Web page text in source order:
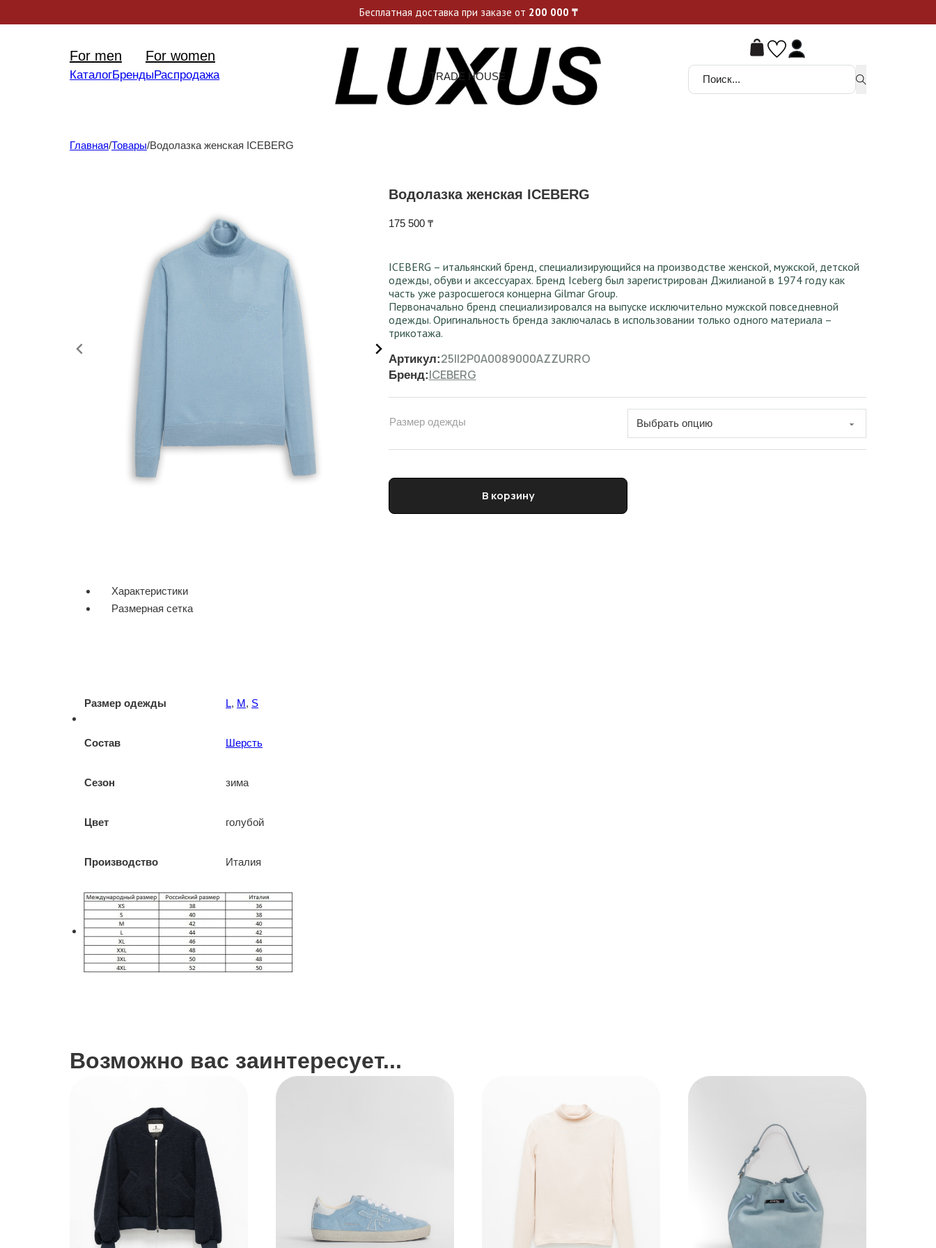
Уникальные акции и спецпредложения каждую неделю, не пропусти свой шанс
For men For women
КаталогБрендыРаспродажа TRADE HOUSE Поиск ...
Главная/Товары/Водолазка женская ICEBERG
Водолазка женская ICEBERG
175 500 ₸
ICEBERG – итальянский бренд, специализирующийся на производстве женской, мужской, детской
одежды, обуви и аксессуарах. Бренд Iceberg был зарегистрирован Джилианой в 1974 году как
часть уже разросшегося концерна Gilmar Group.
Первоначально бренд специализировался на выпуске исключительно мужской повседневной
одежды. Оригинальность бренда заключалась в использовании только одного материала –
трикотажа.
Артикул:25II2P0A0089000AZZURRO
Бренд:ICEBERG
Размер одежды
Количество товара Водолазка женская ICEBERG
В корзину
Характеристики
Размерная сетка
Размер одежды L, M, S
Состав Шерсть
Сезон зима
Цвет голубой
Производство Италия
Возможно вас заинтересует...
Бесплатная доставка при заказе от 200 000 ₸